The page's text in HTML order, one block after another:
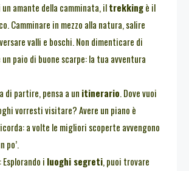
un amante della camminata, iltrekkingè il
Camminare in mezzo alla natura, salire
valli e boschi. Non dimenticare di
un paio di buone scarpe: la tua avventura
di partire, pensa a un itinerario. Dove vuoi
vorresti visitare? Avere un piano è
a volte le migliori scoperte avvengono
po’.
: Esplorando i luoghi segreti, puoi trovare